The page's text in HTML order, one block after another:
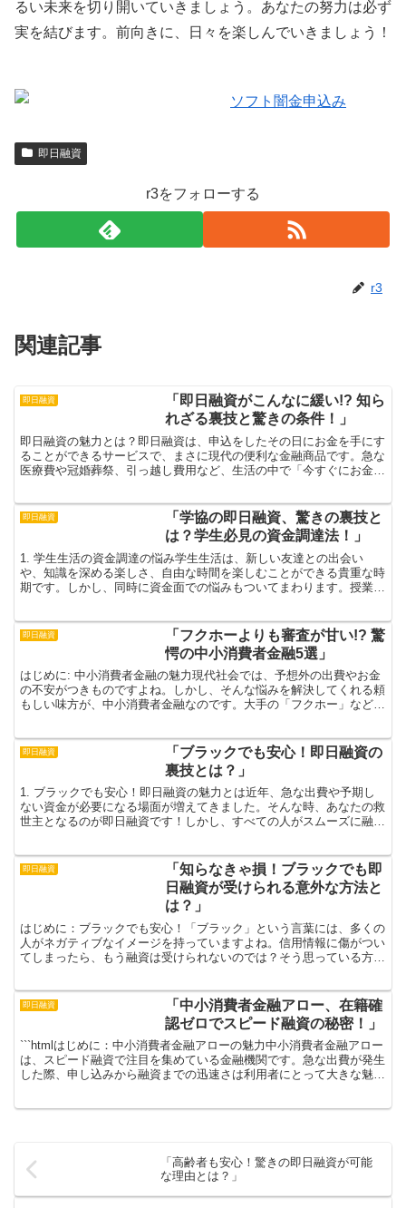
るい未来を切り開いていきましょう。あなたの努力は必ず
実を結びます。前向きに、日々を楽しんでいきましょう！
即日融資
r3をフォローする
r3
関連記事
即日融資
「即日融資がこんなに緩い!? 知ら
れざる裏技と驚きの条件！」
即日融資の魅力とは？即日融資は、申込をしたその日にお金を手にす
ることができるサービスで、まさに現代の便利な金融商品です。急な
医療費や冠婚葬祭、引っ越し費用など、生活の中で「今すぐにお金が
即日融資
「学協の即日融資、驚きの裏技と
は？学生必見の資金調達法！」
1. 学生生活の資金調達の悩み学生生活は、新しい友達との出会い
や、知識を深める楽しさ、自由な時間を楽しむことができる貴重な時
期です。しかし、同時に資金面での悩みもついてまわります。授業料
即日融資
「フクホーよりも審査が甘い!? 驚
愕の中小消費者金融5選」
はじめに: 中小消費者金融の魅力現代社会では、予想外の出費やお金
の不安がつきものですよね。しかし、そんな悩みを解決してくれる頼
もしい味方が、中小消費者金融なのです。大手の「フクホー」などと
即日融資
「ブラックでも安心！即日融資の
裏技とは？」
1. ブラックでも安心！即日融資の魅力とは近年、急な出費や予期し
ない資金が必要になる場面が増えてきました。そんな時、あなたの救
世主となるのが即日融資です！しかし、すべての人がスムーズに融資
即日融資
「知らなきゃ損！ブラックでも即
日融資が受けられる意外な方法と
は？」
はじめに：ブラックでも安心！「ブラック」という言葉には、多くの
人がネガティブなイメージを持っていますよね。信用情報に傷がつい
てしまったら、もう融資は受けられないのでは？そう思っている方も
即日融資
「中小消費者金融アロー、在籍確
認ゼロでスピード融資の秘密！」
```htmlはじめに：中小消費者金融アローの魅力中小消費者金融アロー
は、スピード融資で注目を集めている金融機関です。急な出費が発生
した際、申し込みから融資までの迅速さは利用者にとって大きな魅力
「高齢者も安心！驚きの即日融資が可能
な理由とは？」